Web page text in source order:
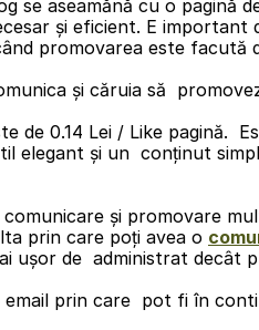
se aseamănă cu o pagină
și eficient. E important
promovarea este facută
elegant și un  conținut
și promovare
prin care poți avea o
ușor de  administrat decât
prin care  pot fi în